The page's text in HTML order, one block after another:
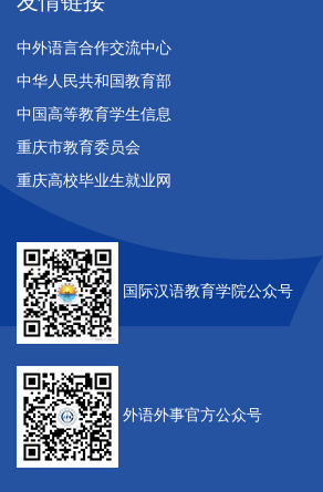
中外语言合作交流中心
中华人民共和国教育部
中国高等教育学生信息
重庆市教育委员会
重庆高校毕业生就业网
国际汉语教育学院公众号
外语外事官方公众号